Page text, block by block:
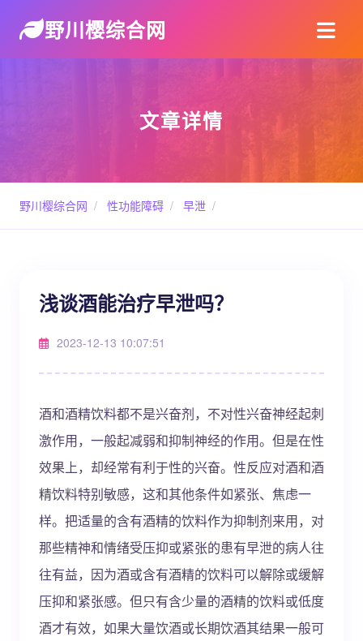
野川樱综合网
文章详情
野川樱综合网 / 性功能障碍 / 早泄 /
浅谈酒能治疗早泄吗？
2023-12-13 10:07:51
酒和酒精饮料都不是兴奋剂，不对性兴奋神经起刺
激作用，一般起减弱和抑制神经的作用。但是在性
效果上，却经常有利于性的兴奋。性反应对酒和酒
精饮料特别敏感，这和其他条件如紧张、焦虑一
样。把适量的含有酒精的饮料作为抑制剂来用，对
那些精神和情绪受压抑或紧张的患有早泄的病人往
往有益，因为酒或含有酒精的饮料可以解除或缓解
压抑和紧张感。但只有含少量的酒精的饮料或低度
酒才有效，如果大量饮酒或长期饮酒其结果一般可